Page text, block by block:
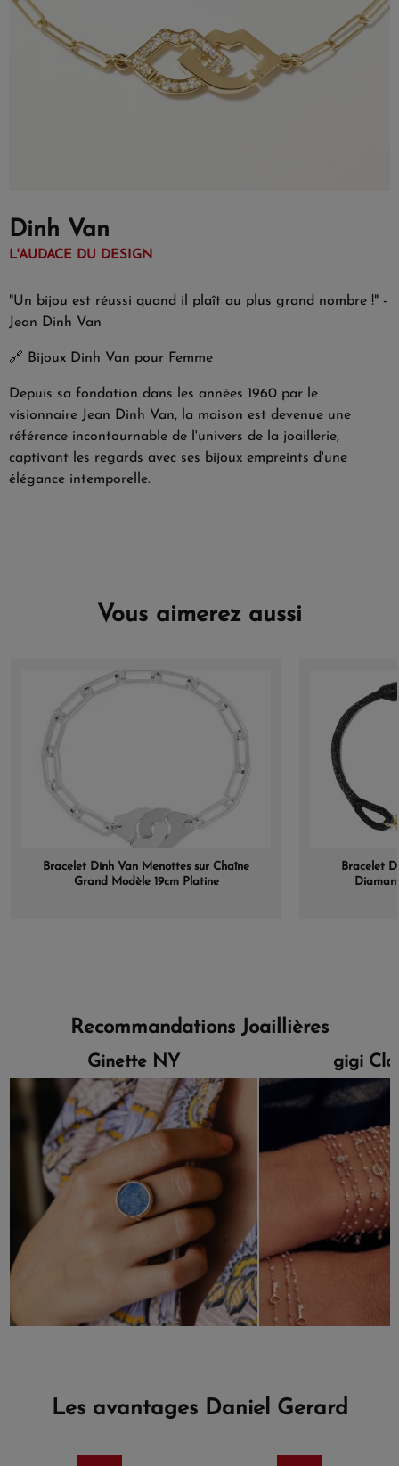
Dinh Van
L'AUDACE DU DESIGN
"Un bijou est réussi quand il plaît au plus grand nombre !" -
Jean Dinh Van
🔗 Bijoux Dinh Van pour Femme
Depuis sa fondation dans les années 1960 par le
visionnaire Jean Dinh Van, la maison est devenue une
référence incontournable de l'univers de la joaillerie,
captivant les regards avec ses bijoux empreints d'une
élégance intemporelle.
Vous aimerez aussi
Bracelet Dinh Van Menottes sur Chaîne
Grand Modèle 19cm Platine
Bracelet
Recommandations Joaillières
Ginette NY gigi
Les avantages Daniel Gerard